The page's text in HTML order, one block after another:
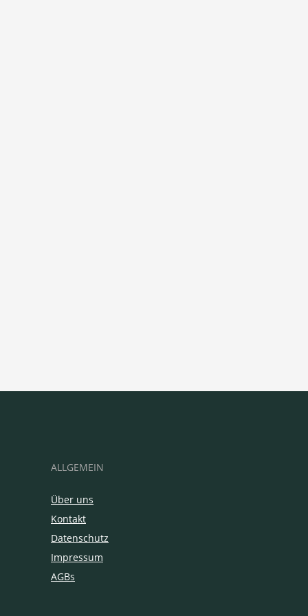
ALLGEMEIN
Über uns
Kontakt
Datenschutz
Impressum
AGBs